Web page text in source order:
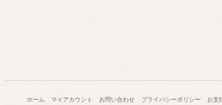
ホーム マイアカウント お問い合わせ プライバシーポリシー お支